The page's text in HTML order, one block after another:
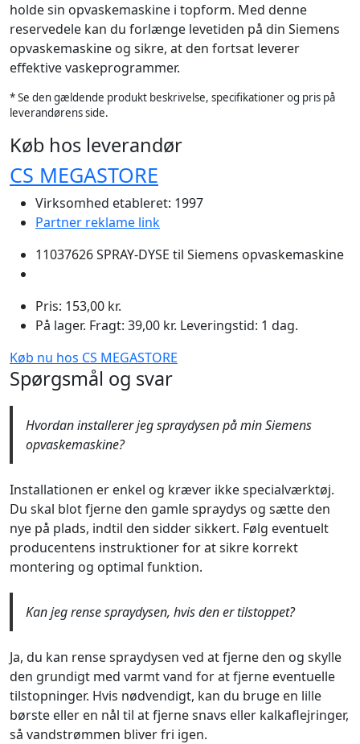
holde sin opvaskemaskine i topform. Med denne
reservedele kan du forlænge levetiden på din Siemens
opvaskemaskine og sikre, at den fortsat leverer
effektive vaskeprogrammer.
* Se den gældende produkt beskrivelse, specifikationer og pris på
leverandørens side.
Køb hos leverandør
CS MEGASTORE
Virksomhed etableret: 1997
Partner reklame link
11037626 SPRAY-DYSE til Siemens opvaskemaskine
Pris: 153,00 kr.
På lager. Fragt: 39,00 kr. Leveringstid: 1 dag.
Køb nu hos CS MEGASTORE
Spørgsmål og svar
Hvordan installerer jeg spraydysen på min Siemens
opvaskemaskine?
Installationen er enkel og kræver ikke specialværktøj.
Du skal blot fjerne den gamle spraydys og sætte den
nye på plads, indtil den sidder sikkert. Følg eventuelt
producentens instruktioner for at sikre korrekt
montering og optimal funktion.
Kan jeg rense spraydysen, hvis den er tilstoppet?
Ja, du kan rense spraydysen ved at fjerne den og skylle
den grundigt med varmt vand for at fjerne eventuelle
tilstopninger. Hvis nødvendigt, kan du bruge en lille
børste eller en nål til at fjerne snavs eller kalkaflejringer,
så vandstrømmen bliver fri igen.